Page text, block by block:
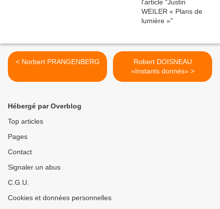
< Norbert PRANGENBERG
Robert DOISNEAU
«Instants donnés» >
Hébergé par Overblog
Top articles
Pages
Contact
Signaler un abus
C.G.U.
Cookies et données personnelles